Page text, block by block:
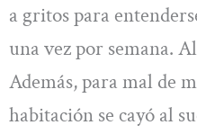
a gritos para
una vez por semana.
Además, para mal de
habitación se cayó al